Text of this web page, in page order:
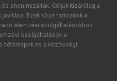
anonimizáltak. Céljuk kizárólag a
Ezek közé tartoznak a
elemzési szolgáltatásokhoz
szolgáltatások a
hőtérképek és a közösségi